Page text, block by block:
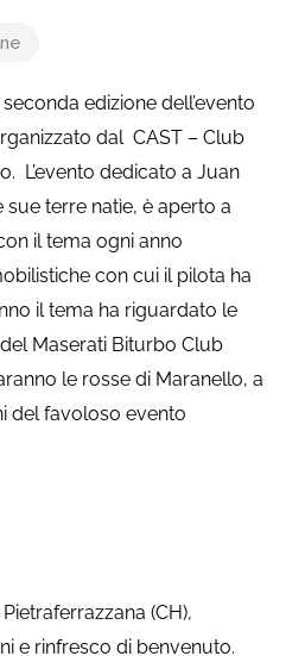
edizione dell’evento
dal CAST – Club
L’evento dedicato a Juan
terre natìe, è aperto a
il tema ogni anno
con cui il pilota ha
il tema ha riguardato le
Maserati Biturbo Club
le rosse di Maranello, a
del favoloso evento
(CH),
e rinfresco di benvenuto.